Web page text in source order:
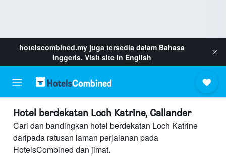
hotelscombined.my juga tersedia dalam Bahasa
Inggeris. Visit site in English
Hotel berdekatan Loch Katrine, Callander
Cari dan bandingkan hotel berdekatan Loch Katrine
daripada ratusan laman perjalanan pada
HotelsCombined dan jimat.